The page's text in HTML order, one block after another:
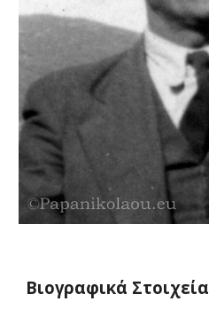
Βιογραφικά Στοιχεία